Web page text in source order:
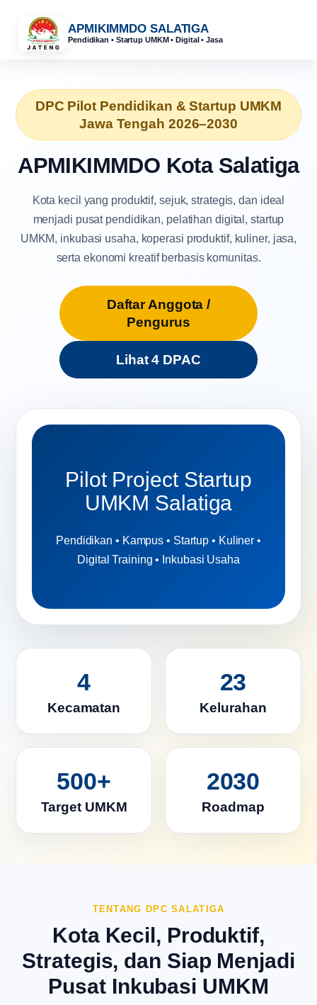
APMIKIMMDO SALATIGA
Pendidikan • Startup UMKM • Digital • Jasa
DPC Pilot Pendidikan & Startup UMKM
Jawa Tengah 2026–2030
APMIKIMMDO Kota Salatiga
Kota kecil yang produktif, sejuk, strategis, dan ideal
menjadi pusat pendidikan, pelatihan digital, startup
UMKM, inkubasi usaha, koperasi produktif, kuliner, jasa,
serta ekonomi kreatif berbasis komunitas.
Daftar Anggota /
Pengurus
Lihat 4 DPAC
Pilot Project Startup
UMKM Salatiga
Pendidikan • Kampus • Startup • Kuliner •
Digital Training • Inkubasi Usaha
4
Kecamatan
23
Kelurahan
500+
Target UMKM
2030
Roadmap
TENTANG DPC SALATIGA
Kota Kecil, Produktif,
Strategis, dan Siap Menjadi
Pusat Inkubasi UMKM